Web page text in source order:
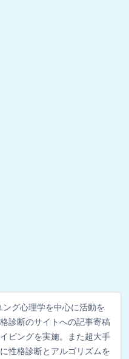
グ心理学を中心に活動を
診断のサイトへの記事寄稿
ピングを実施。また超大手
性格診断とアルゴリズムを